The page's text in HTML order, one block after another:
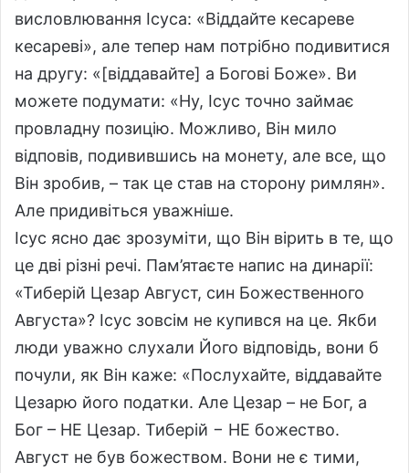
висловлювання Ісуса: «Віддайте кесареве
кесареві», але тепер нам потрібно подивитися
на другу: «[віддавайте] а Богові Боже». Ви
можете подумати: «Ну, Ісус точно займає
провладну позицію. Можливо, Він мило
відповів, подивившись на монету, але все, що
Він зробив, – так це став на сторону римлян».
Але придивіться уважніше.
Ісус ясно дає зрозуміти, що Він вірить в те, що
це дві різні речі. Пам’ятаєте напис на динарії:
«Тиберій Цезар Август, син Божественного
Августа»? Ісус зовсім не купився на це. Якби
люди уважно слухали Його відповідь, вони б
почули, як Він каже: «Послухайте, віддавайте
Цезарю його податки. Але Цезар – не Бог, а
Бог – НЕ Цезар. Тиберій − НЕ божество.
Август не був божеством. Вони не є тими,